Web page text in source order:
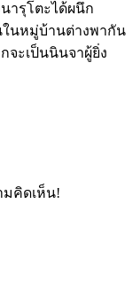
ารุโตะได้ผนึก
ในหมู่บ้านต่างพากัน
จะเป็นนินจาผู้ยิ่ง
มคิดเห็น!